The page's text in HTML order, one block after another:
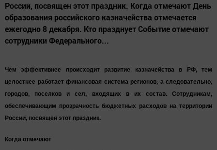
России, посвящен этот праздник. Когда отмечают День
образования российского казначейства отмечается
ежегодно 8 декабря. Кто празднует Событие отмечают
сотрудники Федерального...
Чем эффективнее происходит развитие казначейства в РФ, тем
целостнее работает финансовая система регионов, а следовательно,
городов, поселков и сел, входящих в их состав. Сотрудникам,
обеспечивающим прозрачность бюджетных расходов на территории
России, посвящен этот праздник.
Когда отмечают